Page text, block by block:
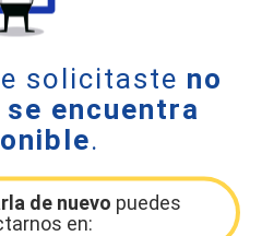
solicitaste no
se encuentra
.
de nuevo puedes
en: